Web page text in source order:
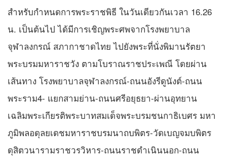
สำหรับกำหนดการพระราชพิธี ในวันเดียวกันเวลา 16.26
น. เป็นต้นไป ได้มีการเชิญพระศพจากโรงพยาบาล
จุฬาลงกรณ์ สภากาชาดไทย ไปยังพระที่นั่งพิมานรัตยา
พระบรมมหาราชวัง ตามโบราณราชประเพณี โดยผ่าน
เส้นทาง โรงพยาบาลจุฬาลงกรณ์-ถนนอังรีดูนังต์-ถนน
พระราม4- แยกสามย่าน-ถนนศรีอยุธยา-ผ่านอุทยาน
เฉลิมพระเกียรติพระบาทสมเด็จพระบรมชนกาธิเบศร มหา
ภูมิพลอดุลยเดชมหาราชบรมนาถบพิตร-วัดเบญจมบพิตร
ดุสิตวนารามราชวรวิหาร-ถนนราชดำเนินนอก-ถนน